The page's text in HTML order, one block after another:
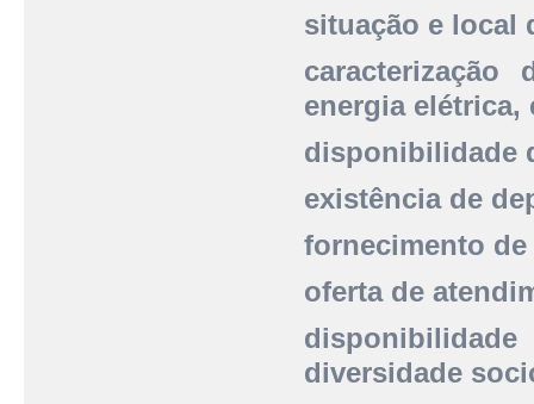
situação e local
caracterização
energia elétrica,
disponibilidade
existência de
fornecimento
oferta de
diversidade